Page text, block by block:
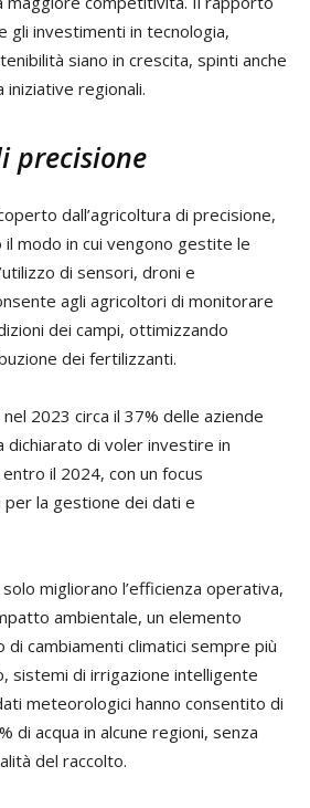
gli investimenti in tecnologia,
siano in crescita, spinti anche
iniziative regionali.
precisione
dall’agricoltura di precisione,
modo in cui vengono gestite le
di sensori, droni e
agli agricoltori di monitorare
dei campi, ottimizzando
dei fertilizzanti.
2023 circa il 37% delle aziende
dichiarato di voler investire in
il 2024, con un focus
la gestione dei dati e
migliorano l’efficienza operativa,
ambientale, un elemento
di cambiamenti climatici sempre più
sistemi di irrigazione intelligente
meteorologici hanno consentito di
di acqua in alcune regioni, senza
del raccolto.